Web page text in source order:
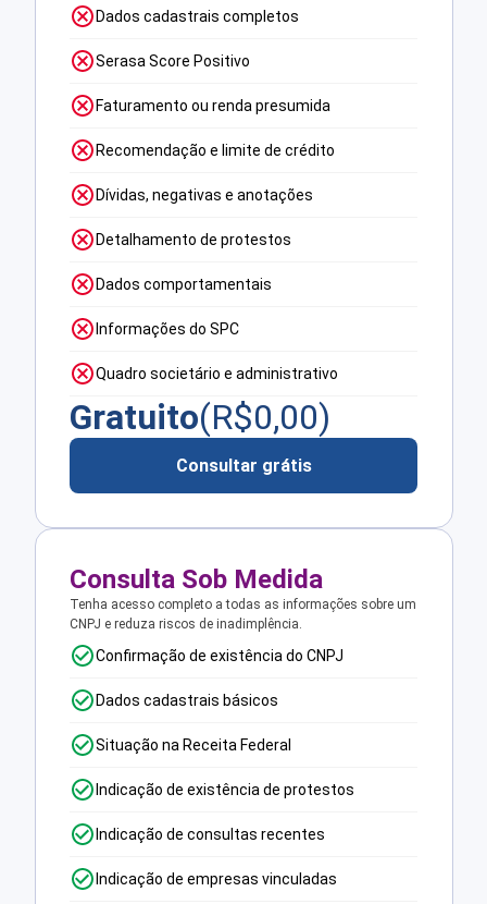
Dados cadastrais completos
Serasa Score Positivo
Faturamento ou renda presumida
Recomendação e limite de crédito
Dívidas, negativas e anotações
Detalhamento de protestos
Dados comportamentais
Informações do SPC
Quadro societário e administrativo
Gratuito(R$0,00)
Consultar grátis
Consulta Sob Medida
Tenha acesso completo a todas as informações sobre um
CNPJ e reduza riscos de inadimplência.
Confirmação de existência do CNPJ
Dados cadastrais básicos
Situação na Receita Federal
Indicação de existência de protestos
Indicação de consultas recentes
Indicação de empresas vinculadas